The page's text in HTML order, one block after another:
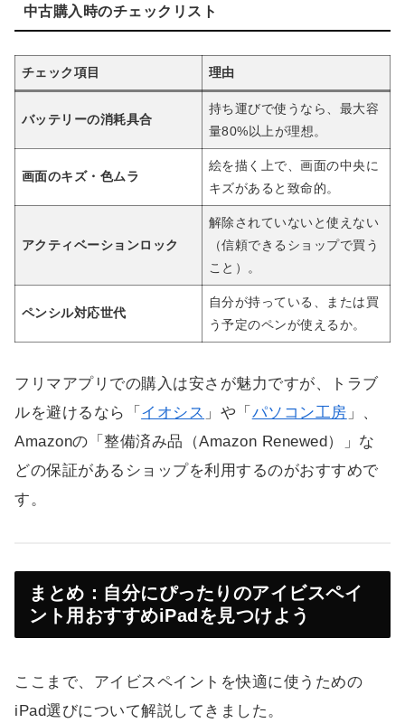
中古購入時のチェックリスト
チェック項目 理由
バッテリーの消耗具合
持ち運びで使うなら、最大容
量80%以上が理想。
画面のキズ・色ムラ
絵を描く上で、画面の中央に
キズがあると致命的。
アクティベーションロック
解除されていないと使えない
（信頼できるショップで買う
こと）。
ペンシル対応世代
自分が持っている、または買
う予定のペンが使えるか。
フリマアプリでの購入は安さが魅力ですが、トラブ
ルを避けるなら「 イオシス 」や「 パソコン工房 」、
Amazonの「整備済み品（Amazon Renewed）」な
どの保証があるショップを利用するのがおすすめで
す。
まとめ：自分にぴったりのアイビスペイ
ント用おすすめiPadを見つけよう
ここまで、アイビスペイントを快適に使うための
iPad選びについて解説してきました。